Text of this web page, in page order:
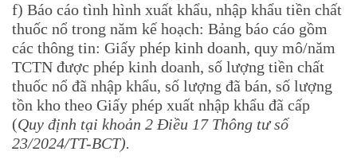
f) Báo cáo tình hình xuất khẩu, nhập khẩu tiền chất
thuốc nổ trong năm kế hoạch: Bảng báo cáo gồm
các thông tin: Giấy phép kinh doanh, quy mô/năm
TCTN được phép kinh doanh, số lượng tiền chất
thuốc nổ đã nhập khẩu, số lượng đã bán, số lượng
tồn kho theo Giấy phép xuất nhập khẩu đã cấp
(Quy định tại khoản 2 Điều 17 Thông tư số
23/2024/TT-BCT).